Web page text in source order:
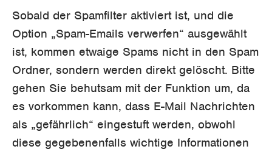
Sobald der Spamfilter aktiviert ist, und die
Option „Spam-Emails verwerfen“ ausgewählt
ist, kommen etwaige Spams nicht in den Spam
Ordner, sondern werden direkt gelöscht. Bitte
gehen Sie behutsam mit der Funktion um, da
es vorkommen kann, dass E-Mail Nachrichten
als „gefährlich“ eingestuft werden, obwohl
diese gegebenenfalls wichtige Informationen